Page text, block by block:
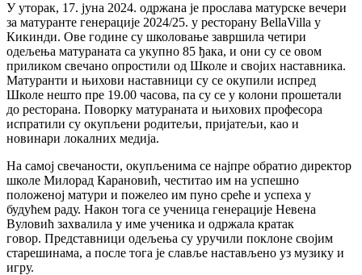
У уторак, 17. јуна 2024. одржана је прослава матурске вечери
за матуранте генерације 2024/25. у ресторану BellaVilla у
Кикинди. Ове године су школовање завршила четири
одељења матураната са укупно 85 ђака, и они су се овом
приликом свечано опростили од Школе и својих наставника.
Матуранти и њихови наставници су се окупили испред
Школе нешто пре 19.00 часова, па су се у колони прошетали
до ресторана. Поворку матураната и њихових професора
испратили су окупљени родитељи, пријатељи, као и
новинари локалних медија.
На самој свечаности, окупљенима се најпре обратио директор
школе Милорад Карановић, честитао им на успешно
положеној матури и пожелео им пуно среће и успеха у
будућем раду. Након тога се ученица генерације Невена
Вуловић захвалила у име ученика и одржала кратак
говор. Представници одељења су уручили поклоне својим
старешинама, а после тога је славље настављено уз музику и
игру.